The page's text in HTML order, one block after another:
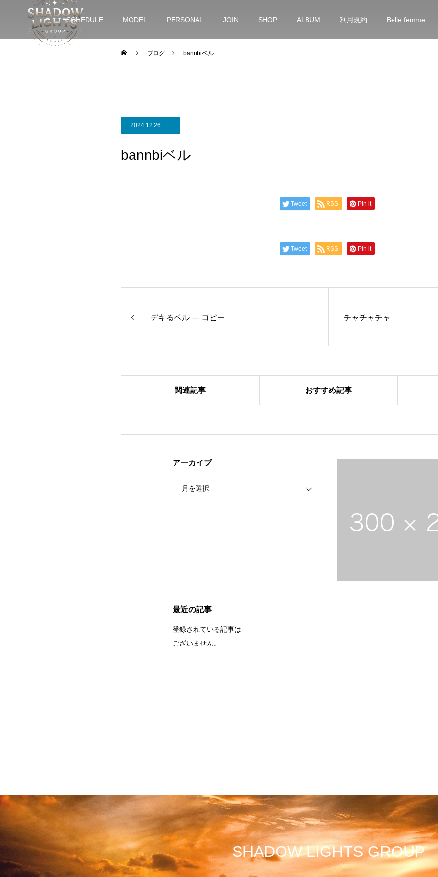
SCHEDULE MODEL PERSONAL JOIN SHOP ALBUM 利用規約 Belle femme
ブログ bannbiベル
2024.12.26
bannbiベル
Tweet RSS Pin it
Tweet RSS Pin it
デキるベル — コピー チャチャチャ
関連記事 おすすめ記事
アーカイブ
月を選択
最近の記事
登録されている記事は
ございません。
SHADOW LIGHTS GROUP